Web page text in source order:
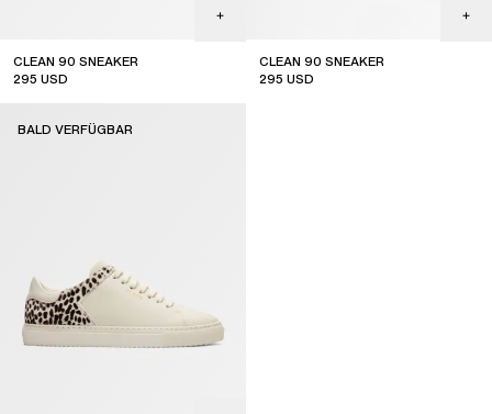
CLEAN 90 SNEAKER
295 USD
CLEAN 90 SNEAKER
295 USD
BALD VERFÜGBAR